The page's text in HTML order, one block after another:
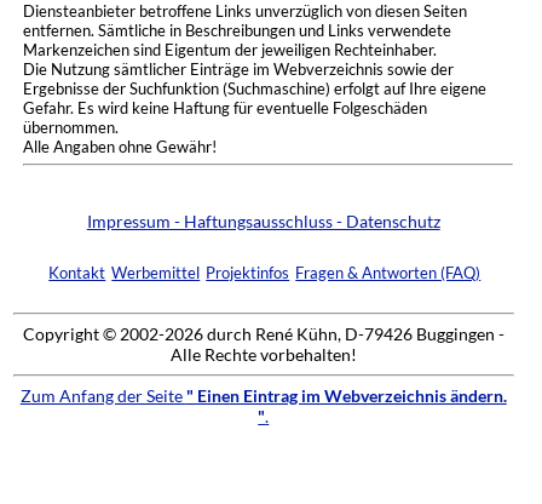
Diensteanbieter betroffene Links unverzüglich von diesen Seiten
entfernen. Sämtliche in Beschreibungen und Links verwendete
Markenzeichen sind Eigentum der jeweiligen Rechteinhaber.
Die Nutzung sämtlicher Einträge im Webverzeichnis sowie der
Ergebnisse der Suchfunktion (Suchmaschine) erfolgt auf Ihre eigene
Gefahr. Es wird keine Haftung für eventuelle Folgeschäden
übernommen.
Alle Angaben ohne Gewähr!
Impressum - Haftungsausschluss - Datenschutz
Kontakt Werbemittel Projektinfos Fragen & Antworten (FAQ)
Copyright © 2002-2026 durch René Kühn, D-79426 Buggingen -
Alle Rechte vorbehalten!
Zum Anfang der Seite " Einen Eintrag im Webverzeichnis ändern.
".